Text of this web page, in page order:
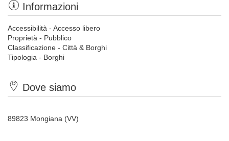
Informazioni
Accessibilità - Accesso libero
Proprietà - Pubblico
Classificazione - Città & Borghi
Tipologia - Borghi
Dove siamo
89823 Mongiana (VV)